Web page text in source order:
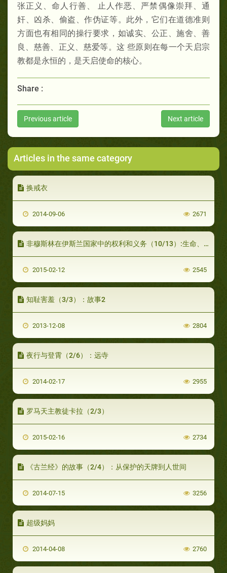
张正义、命人行善、 止人作恶、严禁偶像崇拜、通
奸、凶杀、偷盗、作伪证等。此外，它们在道德准则
方面也有相同的操行要求，如诚实、公正、施舍、善
良、慈善、正义、慈爱等。这 些原则在每一个天启宗
教都是永恒的，是天启使命的核心。
Share :
Previous article Next article
Articles in the same category
换戒衣
2014-09-06 2671
非穆斯林在伊斯兰国家中的权利和义务（10/13）:生命、财产和名誉神圣不可侵犯
2015-02-12 2545
知耻害羞（3/3）：故事2
2013-12-08 2804
夜行与登霄（2/6）：远寺
2014-02-17 2955
罗马天主教徒卡拉（2/3）
2015-02-16 2734
《古兰经》的故事（2/4）：从保护的天牌到人世间
2014-07-15 3256
超级妈妈
2014-04-08 2760